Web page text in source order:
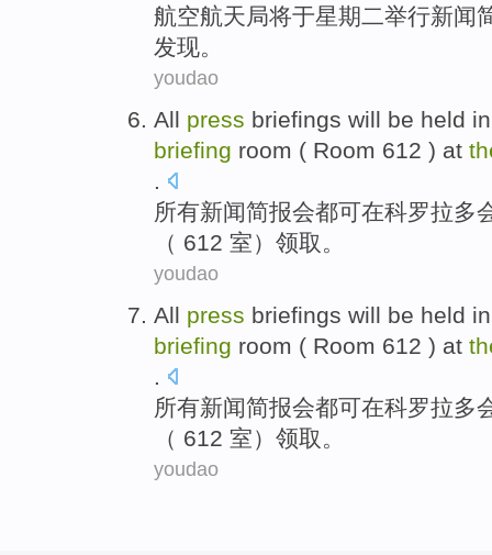
航空航天局将于星期二举行新闻
发现。
youdao
All press briefings will be held in
briefing room ( Room 612 ) at
.
所有新闻简报会都可在科罗拉多
（ 612 室）领取。
youdao
All press briefings will be held in
briefing room ( Room 612 ) at
.
所有新闻简报会都可在科罗拉多
（ 612 室）领取。
youdao